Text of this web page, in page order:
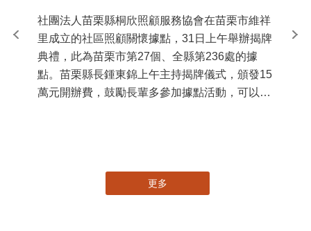
社團法人苗栗縣桐欣照顧服務協會在苗栗市維祥
里成立的社區照顧關懷據點，31日上午舉辦揭牌
典禮，此為苗栗市第27個、全縣第236處的據
點。苗栗縣長鍾東錦上午主持揭牌儀式，頒發15
萬元開辦費，鼓勵長輩多參加據點活動，可以更
苗
更多